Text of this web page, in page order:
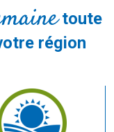
toute
région